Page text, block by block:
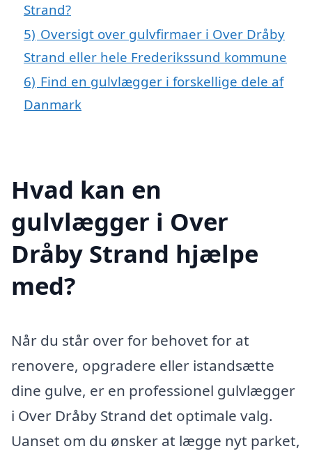
Strand?
5) Oversigt over gulvfirmaer i Over Dråby
Strand eller hele Frederikssund kommune
6) Find en gulvlægger i forskellige dele af
Danmark
Hvad kan en
gulvlægger i Over
Dråby Strand hjælpe
med?
Når du står over for behovet for at
renovere, opgradere eller istandsætte
dine gulve, er en professionel gulvlægger
i Over Dråby Strand det optimale valg.
Uanset om du ønsker at lægge nyt parket,